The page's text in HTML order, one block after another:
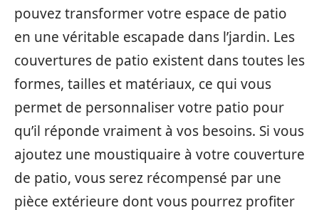
pouvez transformer votre espace de patio
en une véritable escapade dans l’jardin. Les
couvertures de patio existent dans toutes les
formes, tailles et matériaux, ce qui vous
permet de personnaliser votre patio pour
qu’il réponde vraiment à vos besoins. Si vous
ajoutez une moustiquaire à votre couverture
de patio, vous serez récompensé par une
pièce extérieure dont vous pourrez profiter